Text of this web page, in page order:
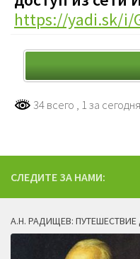
https://yadi.sk/i/
34 всего , 1 за сегодня
СЛЕДИТЕ ЗА НАМИ:
А.Н. РАДИЩЕВ: